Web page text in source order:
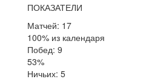
ПОКАЗАТЕЛИ
Матчей: 17
100% из календаря
Побед: 9
53%
Ничьих: 5